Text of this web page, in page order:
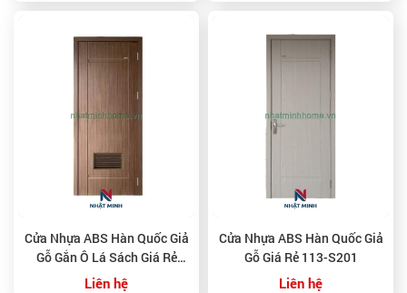
Cửa Nhựa ABS Hàn Quốc Giả
Gỗ Gắn Ô Lá Sách Giá Rẻ
S113-MT104
Liên hệ
Cửa Nhựa ABS Hàn Quốc Giả
Gỗ Giá Rẻ 113-S201
Liên hệ